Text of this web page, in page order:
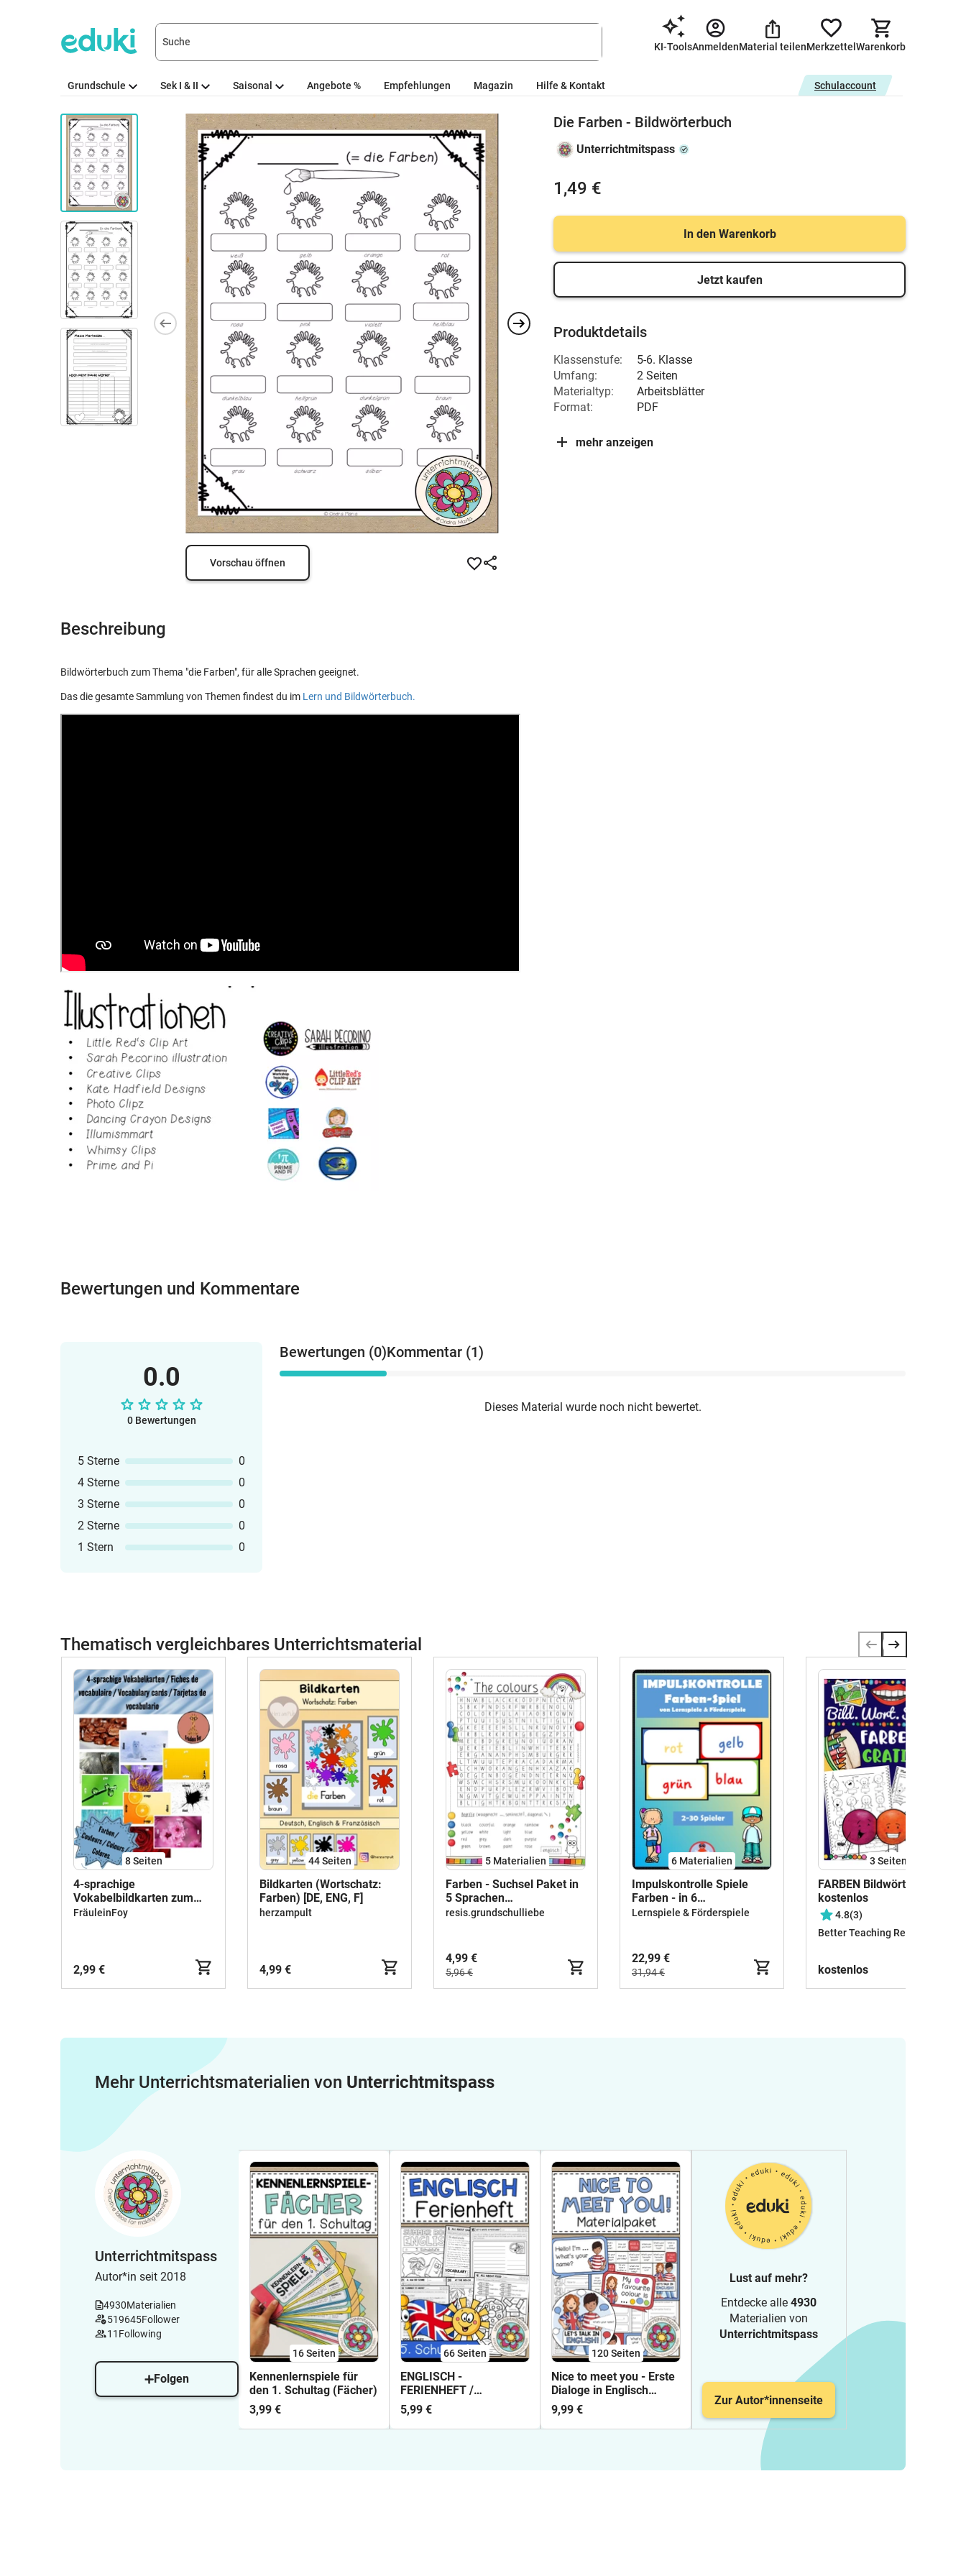
KI-ToolsAnmeldenMaterial teilenMerkzettel Warenkorb
Grundschule Sek I & II Saisonal Angebote % Empfehlungen Magazin Hilfe & Kontakt Schulaccount
Vorschau öffnen
Beschreibung
Bildwörterbuch zum Thema "die Farben", für alle Sprachen geeignet.
Das die gesamte Sammlung von Themen findest du im Lern und Bildwörterbuch.
Die Farben - Bildwörterbuch
Unterrichtmitspass
1,49 €
In den Warenkorb
Jetzt kaufen
Produktdetails
Klassenstufe:
5-6. Klasse
Umfang:
2 Seiten
Materialtyp:
Arbeitsblätter
Format:
PDF
mehr anzeigen
Bewertungen und Kommentare
0.0
0 Bewertungen
5 Sterne
0
4 Sterne
0
3 Sterne
0
2 Sterne
0
1 Stern
0
Bewertungen (0)Kommentar (1)
Dieses Material wurde noch nicht bewertet.
Thematisch vergleichbares Unterrichtsmaterial
8Seiten
4-sprachige
Vokabelbildkarten zum
Thema "Farben"
FräuleinFoy
2,99 €
44Seiten
Bildkarten (Wortschatz:
Farben) [DE, ENG, F]
herzampult
4,99 €
5 Materialien
Farben - Suchsel Paket in
5 Sprachen
(Fremdsprachenunterricht)
resis.grundschulliebe
4,99 €
5,96 €
6 Materialien
Impulskontrolle Spiele
Farben - in 6
verschiedenen Sprachen
Lernspiele & Förderspiele
22,99 €
31,94 €
3 Seiten
FARBEN Bildwörterbuch -
kostenlos
4.8(3)
kostenlos
Mehr Unterrichtsmaterialien von Unterrichtmitspass
Unterrichtmitspass
Autor*in seit 2018
4930Materialien
519645Follower
11 Following
Folgen
16Seiten
Kennenlernspiele für
den 1. Schultag (Fächer)
3,99 €
66Seiten
ENGLISCH -
FERIENHEFT /
WIEDERHOLUNGSHEFT -
5. Schulstufe (Lösungen
inkludiert)
5,99 €
120Seiten
Nice to meet you - Erste
Dialoge in Englisch
(Materialpaket)
9,99 €
Lust auf mehr?
Entdecke alle 4930
Materialien von
Unterrichtmitspass
Zur Autor*innenseite